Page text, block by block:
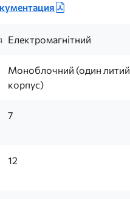
Електромагнітний
Моноблочний (один литий
корпус)
7
12